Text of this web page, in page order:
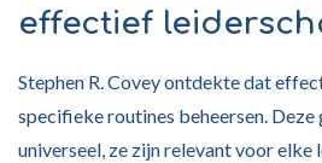
effectief
Stephen R. Covey ontdekte dat
specifieke routines beheersen.
universeel, ze zijn relevant voor elke